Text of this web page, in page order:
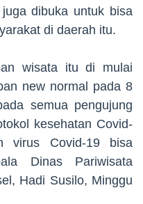
dibuka untuk bisa
di daerah itu.
wisata itu di mulai
new normal pada 8
semua pengujung
kesehatan Covid-
virus Covid-19 bisa
Dinas Pariwisata
Hadi Susilo, Minggu